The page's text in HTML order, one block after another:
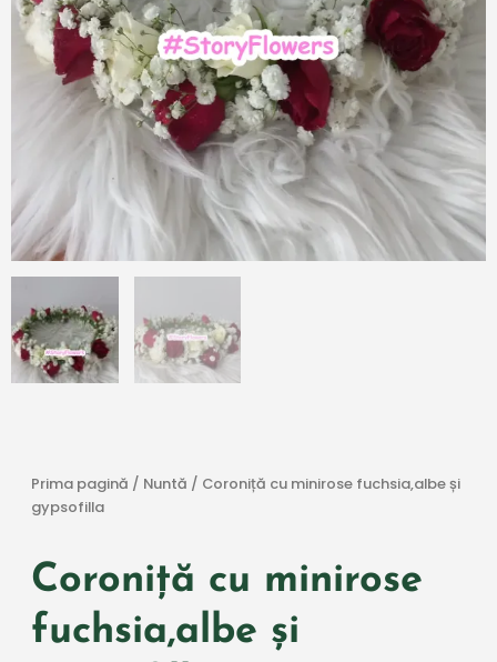
Prima pagină / Nuntă / Coroniță cu minirose fuchsia,albe și
gypsofilla
Coroniță cu minirose
fuchsia,albe și